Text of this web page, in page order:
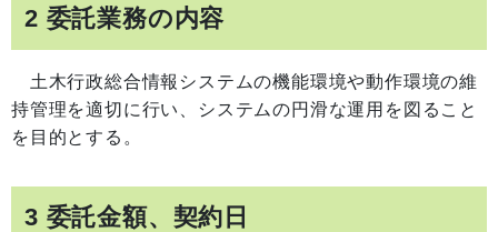
2 委託業務の内容
土木行政総合情報システムの機能環境や動作環境の維
持管理を適切に行い、システムの円滑な運用を図ること
を目的とする。
3 委託金額、契約日